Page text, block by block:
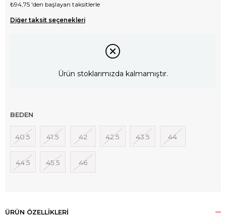
₺94,75 'den başlayan taksitlerle
Diğer taksit seçenekleri
Ürün stoklarımızda kalmamıştır.
BEDEN
40.5 41.5 42 42.5 43.5 44
44.5 45.5 46
ÜRÜN ÖZELLIKLERI